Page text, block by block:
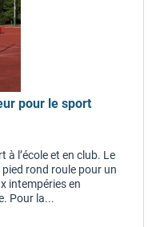
pour le sport
l’école et en club. Le
rond roule pour un
intempéries en
Pour la...